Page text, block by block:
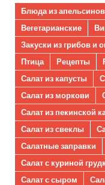
Блюда из апельсинов
Вегетарианские
Закуски из грибов и
Птица
Рецепты
Салат из капусты
Салат из моркови
Салат из пекинской
Салат из свеклы
Салатные заправки
Салат с куриной
Салат с сыром